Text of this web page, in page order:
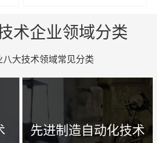
术企业领域分类
八大技术领域常见分类
先进制造自动化技术